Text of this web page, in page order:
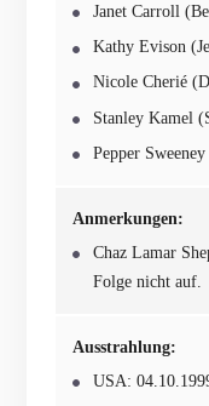
Janet Carroll
Kathy Evison
Nicole Cherié
Stanley Kamel
Pepper
Anmerkungen:
Chaz Lamar
Folge nicht auf.
Ausstrahlung:
USA: